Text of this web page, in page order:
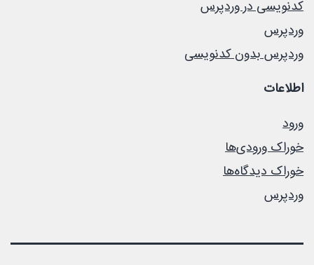
کدنویسی در وردپرس
وردپرس
وردپرس بدون کدنویسی
اطلاعات
ورود
خوراک ورودی‌ها
خوراک دیدگاه‌ها
وردپرس